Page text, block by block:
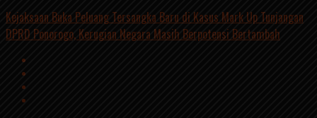
Kejaksaan Buka Peluang Tersangka Baru di Kasus Mark Up Tunjangan
DPRD Ponorogo, Kerugian Negara Masih Berpotensi Bertambah